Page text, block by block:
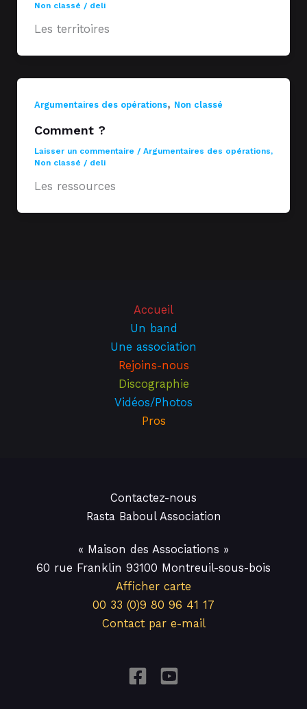
Non classé / deli
Les territoires
Argumentaires des opérations, Non classé
Comment ?
Laisser un commentaire / Argumentaires des opérations,
Non classé / deli
Les ressources
Accueil
Un band
Une association
Rejoins-nous
Discographie
Vidéos/Photos
Pros
Contactez-nous
Rasta Baboul Association
« Maison des Associations »
60 rue Franklin 93100 Montreuil-sous-bois
Afficher carte
00 33 (0)9 80 96 41 17
Contact par e-mail